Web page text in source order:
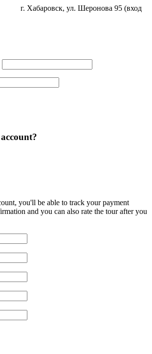
г. Хабаровск, ул. Шеронова 95 (вход
you'll be able to track your payment
and you can also rate the tour after you